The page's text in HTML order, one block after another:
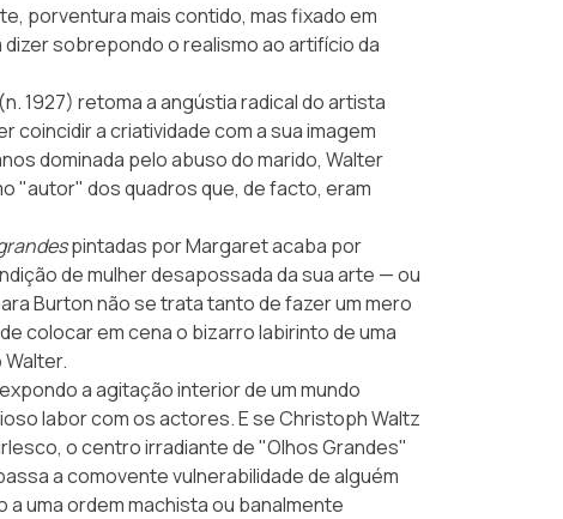
porventura mais contido, mas fixado em
dizer sobrepondo o realismo ao artifício da
1927) retoma a angústia radical do artista
coincidir a criatividade com a sua imagem
dominada pelo abuso do marido, Walter
"autor" dos quadros que, de facto, eram
pintadas por Margaret acaba por
de mulher desapossada da sua arte — ou
Burton não se trata tanto de fazer um mero
colocar em cena o bizarro labirinto de uma
a agitação interior de um mundo
labor com os actores. E se Christoph Waltz
o centro irradiante de "Olhos Grandes"
a comovente vulnerabilidade de alguém
uma ordem machista ou banalmente